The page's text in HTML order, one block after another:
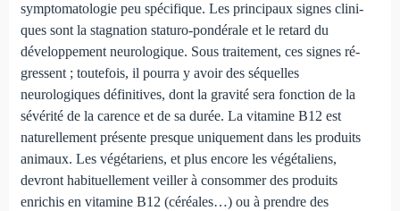
symptomatologie peu spécifique. Les principaux signes clini­
ques sont la stagnation staturo-pondérale et le retard du
développement neurologique. Sous traitement, ces signes ré­
gressent ; toutefois, il pourra y avoir des séquelles
neurologiques définitives, dont la gravité sera fonction de la
sévérité de la carence et de sa durée. La vitamine B12 est
naturellement présente presque uni­quement dans les produits
animaux. Les végétariens, et plus encore les végétaliens,
devront habituellement veiller à consommer des produits
enrichis en vitamine B12 (céréales…) ou à prendre des